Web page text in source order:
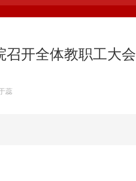
开全体教职工大会
蕊